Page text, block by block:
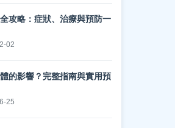
攻略：症狀、治療與預防一
02
的影響？完整指南與實用預
25